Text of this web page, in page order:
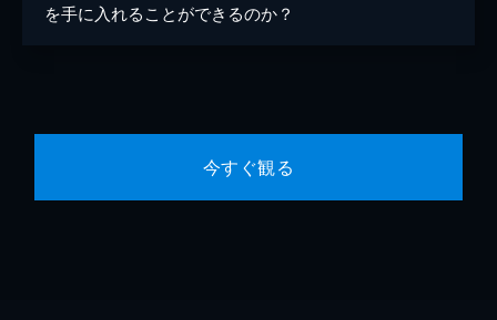
を手に入れることができるのか？
今すぐ観る